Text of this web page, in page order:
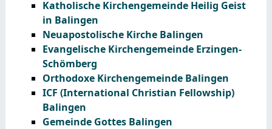
Katholische Kirchengemeinde Heilig Geist
in Balingen
Neuapostolische Kirche Balingen
Evangelische Kirchengemeinde Erzingen-
Schömberg
Orthodoxe Kirchengemeinde Balingen
ICF (International Christian Fellowship)
Balingen
Gemeinde Gottes Balingen